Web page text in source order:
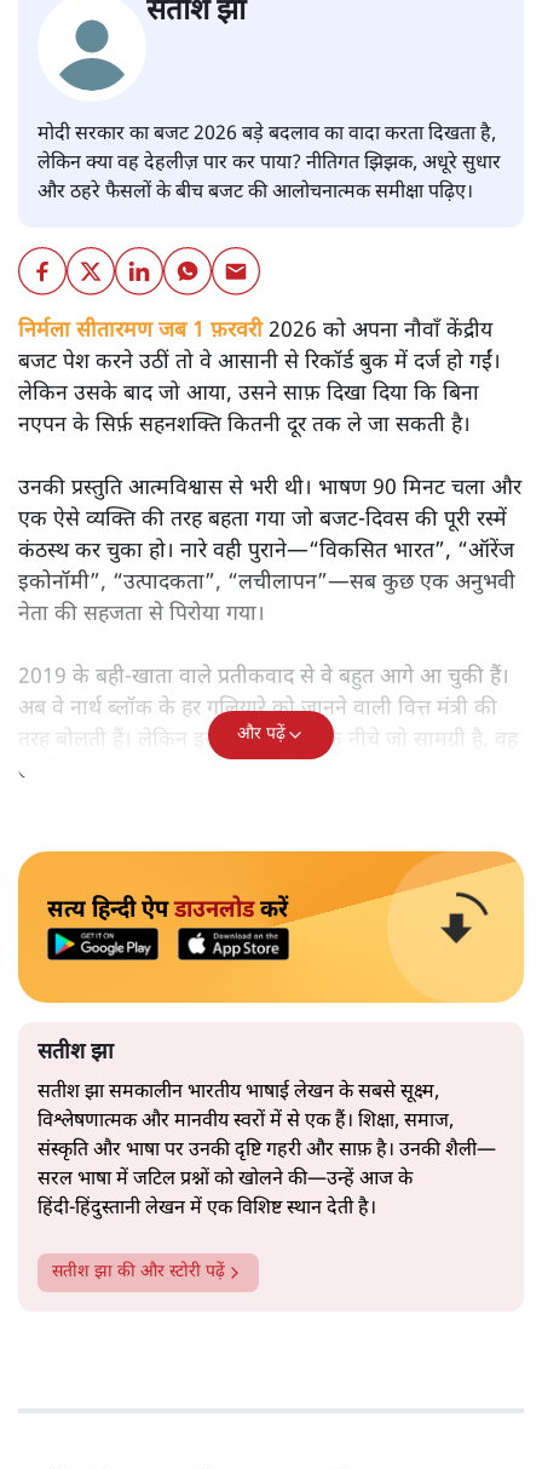
सतीश झा
मोदी सरकार का बजट 2026 बड़े बदलाव का वादा करता दिखता है,
लेकिन क्या वह देहलीज़ पार कर पाया? नीतिगत झिझक, अधूरे सुधार
और ठहरे फैसलों के बीच बजट की आलोचनात्मक समीक्षा पढ़िए।
निर्मला सीतारमण जब 1 फ़रवरी2026 को अपना नौवाँ केंद्रीय
बजट पेश करने उठीं तो वे आसानी से रिकॉर्ड बुक में दर्ज हो गईं।
लेकिन उसके बाद जो आया, उसने साफ़ दिखा दिया कि बिना
नएपन के सिर्फ़ सहनशक्ति कितनी दूर तक ले जा सकती है।
उनकी प्रस्तुति आत्मविश्वास से भरी थी। भाषण 90 मिनट चला और
एक ऐसे व्यक्ति की तरह बहता गया जो बजट‑दिवस की पूरी रस्में
कंठस्थ कर चुका हो। नारे वही पुराने—“विकसित भारत”, “ऑरेंज
इकोनॉमी”, “उत्पादकता”, “लचीलापन”—सब कुछ एक अनुभवी
नेता की सहजता से पिरोया गया।
2019 के बही‑खाता वाले प्रतीकवाद से वे बहुत आगे आ चुकी हैं।
अब वे नार्थ ब्लॉक के हर गलियारे को जानने वाली वित्त मंत्री की
तरह बोलती हैं। लेकिन इस आत्मविश्वास के नीचे जो सामग्री है, वह
उतनी ही अनुमानित और दोहराव भरी।
और पढ़ें
सत्य हिन्दी ऐपडाउनलोडकरें
सतीश झा
सतीश झा समकालीन भारतीय भाषाई लेखन के सबसे सूक्ष्म,
विश्लेषणात्मक और मानवीय स्वरों में से एक हैं। शिक्षा, समाज,
संस्कृति और भाषा पर उनकी दृष्टि गहरी और साफ़ है। उनकी शैली—
सरल भाषा में जटिल प्रश्नों को खोलने की—उन्हें आज के
हिंदी‑हिंदुस्तानी लेखन में एक विशिष्ट स्थान देती है।
सतीश झा की और स्टोरी पढ़ें